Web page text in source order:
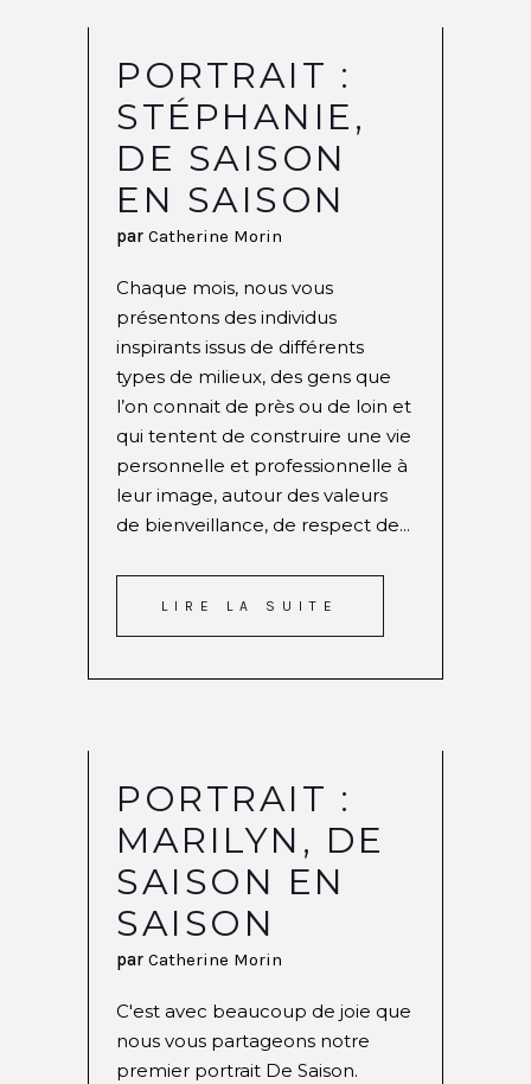
PORTRAIT :
STÉPHANIE,
DE SAISON
EN SAISON
par Catherine Morin
Chaque mois, nous vous
présentons des individus
inspirants issus de différents
types de milieux, des gens que
l’on connait de près ou de loin et
qui tentent de construire une vie
personnelle et professionnelle à
leur image, autour des valeurs
de bienveillance, de respect de...
LIRE LA SUITE
PORTRAIT :
MARILYN, DE
SAISON EN
SAISON
par Catherine Morin
C'est avec beaucoup de joie que
nous vous partageons notre
premier portrait De Saison.